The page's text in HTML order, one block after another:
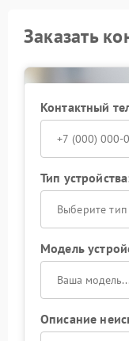
Заказать
Контактный
Тип
Выберите тип
Модель
Описание